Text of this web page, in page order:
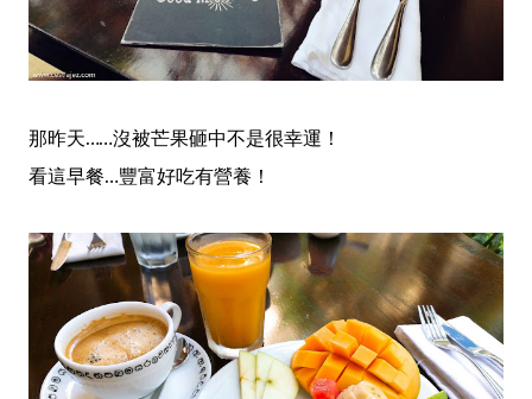
那昨天……沒被芒果砸中不是很幸運！
看這早餐…豐富好吃有營養！